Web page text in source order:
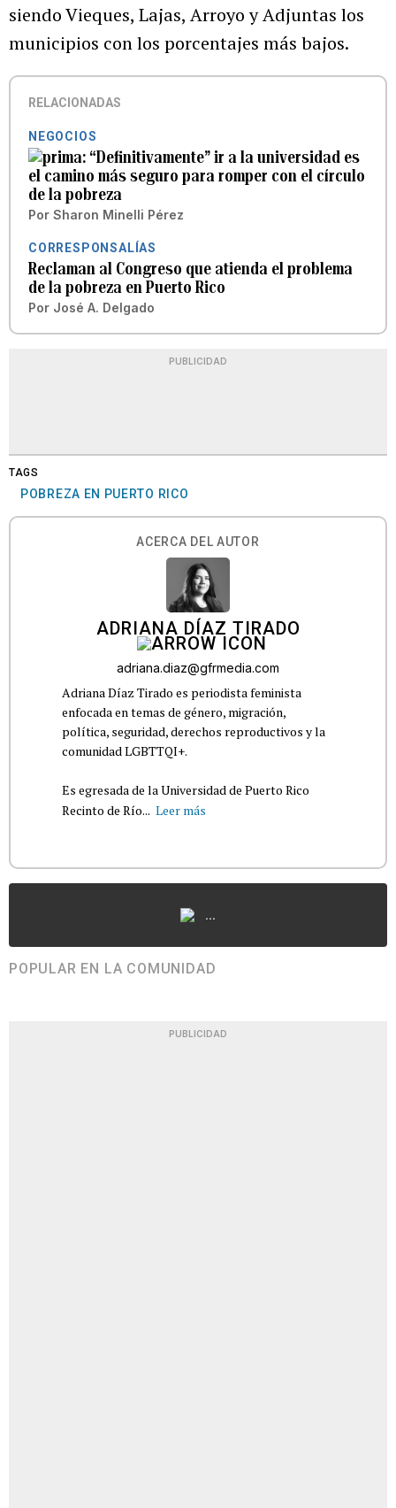
siendo Vieques, Lajas, Arroyo y Adjuntas los
municipios con los porcentajes más bajos.
RELACIONADAS
NEGOCIOS
“Definitivamente” ir a la universidad es
el camino más seguro para romper con el círculo
de la pobreza
Por Sharon Minelli Pérez
CORRESPONSALÍAS
Reclaman al Congreso que atienda el problema
de la pobreza en Puerto Rico
Por José A. Delgado
PUBLICIDAD
TAGS
POBREZA EN PUERTO RICO
ACERCA DEL AUTOR
ADRIANA DÍAZ TIRADO
adriana.diaz@gfrmedia.com
Adriana Díaz Tirado es periodista feminista
enfocada en temas de género, migración,
política, seguridad, derechos reproductivos y la
comunidad LGBTTQI+.
Es egresada de la Universidad de Puerto Rico
Recinto de Río... Leer más
...
POPULAR EN LA COMUNIDAD
PUBLICIDAD